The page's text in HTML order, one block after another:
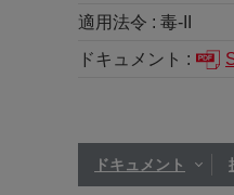
適用法令 : 毒-II
ドキュメント :
ドキュメント